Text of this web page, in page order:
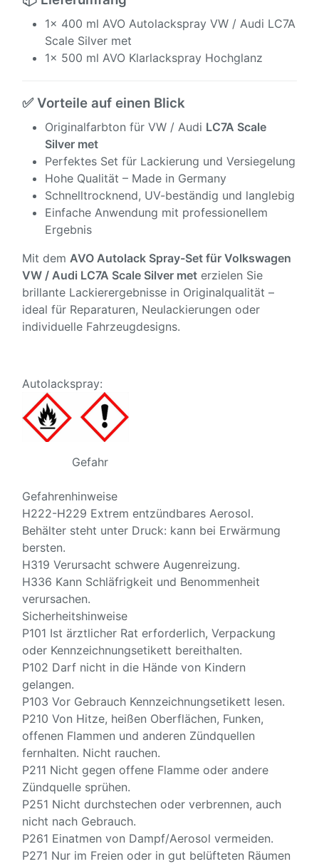
1x 400 ml AVO Autolackspray VW / Audi LC7A
Scale Silver met
1x 500 ml AVO Klarlackspray Hochglanz
✅ Vorteile auf einen Blick
Originalfarbton für VW / Audi LC7A Scale
Silver met
Perfektes Set für Lackierung und Versiegelung
Hohe Qualität – Made in Germany
Schnelltrocknend, UV-beständig und langlebig
Einfache Anwendung mit professionellem
Ergebnis
Mit dem AVO Autolack Spray-Set für Volkswagen
VW / Audi LC7A Scale Silver met erzielen Sie
brillante Lackierergebnisse in Originalqualität –
ideal für Reparaturen, Neulackierungen oder
individuelle Fahrzeugdesigns.
Autolackspray:
Gefahr
Gefahrenhinweise
H222-H229 Extrem entzündbares Aerosol.
Behälter steht unter Druck: kann bei Erwärmung
bersten.
H319 Verursacht schwere Augenreizung.
H336 Kann Schläfrigkeit und Benommenheit
verursachen.
Sicherheitshinweise
P101 Ist ärztlicher Rat erforderlich, Verpackung
oder Kennzeichnungsetikett bereithalten.
P102 Darf nicht in die Hände von Kindern
gelangen.
P103 Vor Gebrauch Kennzeichnungsetikett lesen.
P210 Von Hitze, heißen Oberflächen, Funken,
offenen Flammen und anderen Zündquellen
fernhalten. Nicht rauchen.
P211 Nicht gegen offene Flamme oder andere
Zündquelle sprühen.
P251 Nicht durchstechen oder verbrennen, auch
nicht nach Gebrauch.
P261 Einatmen von Dampf/Aerosol vermeiden.
P271 Nur im Freien oder in gut belüfteten Räumen